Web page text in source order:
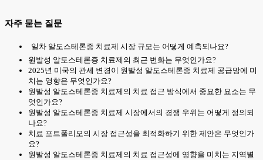
자주 묻는 질문
일차 알도스테론증 치료제 시장 규모는 어떻게 예측되나요?
원발성 알도스테론증 치료제의 최근 변화는 무엇인가요?
2025년 미국의 관세 변경이 원발성 알도스테론증 치료제 공급망에 미
치는 영향은 무엇인가요?
원발성 알도스테론증 치료제의 치료 접근 방식에서 중요한 요소는 무
엇인가요?
원발성 알도스테론증 치료제 시장에서의 경쟁 우위는 어떻게 정의되
나요?
치료 포트폴리오의 시장 접근성을 최적화하기 위한 제안은 무엇인가
요?
원발성 알도스테론증 치료제의 치료 접근성에 영향을 미치는 지역별